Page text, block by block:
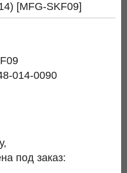
[MFG-SKF09]
014-0090
под заказ: